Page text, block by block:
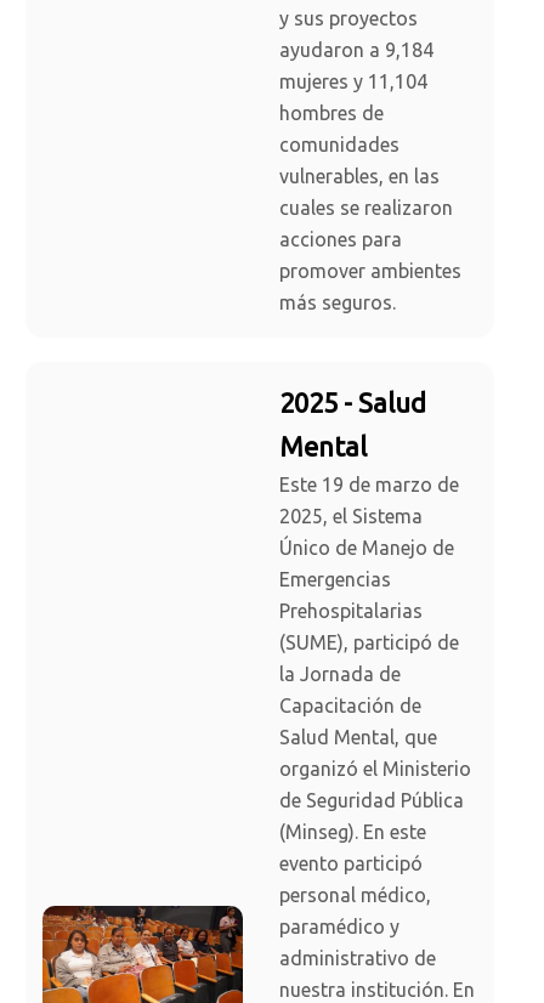
y sus proyectos
ayudaron a 9,184
mujeres y 11,104
hombres de
comunidades
vulnerables, en las
cuales se realizaron
acciones para
promover ambientes
más seguros.
2025 - Salud
Mental
Este 19 de marzo de
2025, el Sistema
Único de Manejo de
Emergencias
Prehospitalarias
(SUME), participó de
la Jornada de
Capacitación de
Salud Mental, que
organizó el Ministerio
de Seguridad Pública
(Minseg). En este
evento participó
personal médico,
paramédico y
administrativo de
nuestra institución. En